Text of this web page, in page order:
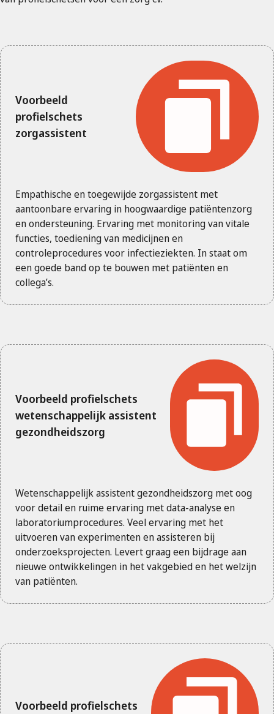
Voorbeeld
profielschets
zorgassistent
Empathische en toegewijde zorgassistent met
aantoonbare ervaring in hoogwaardige patiëntenzorg
en ondersteuning. Ervaring met monitoring van vitale
functies, toediening van medicijnen en
controleprocedures voor infectieziekten. In staat om
een goede band op te bouwen met patiënten en
collega’s.
Voorbeeld profielschets
wetenschappelijk assistent
gezondheidszorg
Wetenschappelijk assistent gezondheidszorg met oog
voor detail en ruime ervaring met data-analyse en
laboratoriumprocedures. Veel ervaring met het
uitvoeren van experimenten en assisteren bij
onderzoeksprojecten. Levert graag een bijdrage aan
nieuwe ontwikkelingen in het vakgebied en het welzijn
van patiënten.
Voorbeeld profielschets